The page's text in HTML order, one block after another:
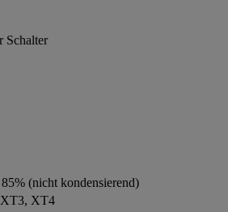
Schalter
(nicht kondensierend)
XT4